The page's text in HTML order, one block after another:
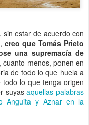
sin estar de acuerdo con
creo que Tomás Prieto
una supremacía de
cuanto menos, ponen en
de todo lo que huela a
lo que tenga origen
suyasaquellas palabras
Anguita y Aznar en la